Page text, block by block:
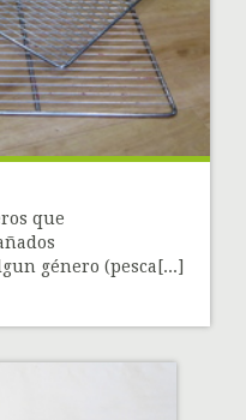
que
género (pesca[...]